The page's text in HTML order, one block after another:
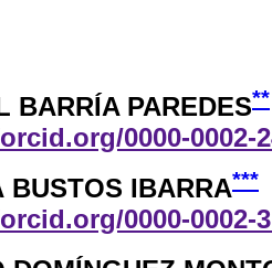
BARRÍA PAREDES**
0000-0002-
BUSTOS IBARRA***
0000-0002-